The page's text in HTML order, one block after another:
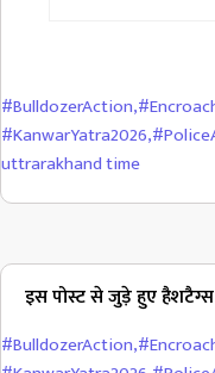
#BulldozerAction,
#KanwarYatra2026,
uttrarakhand time
इस पोस्ट से जुड़े हुए हैशटैग्स
#BulldozerAction,